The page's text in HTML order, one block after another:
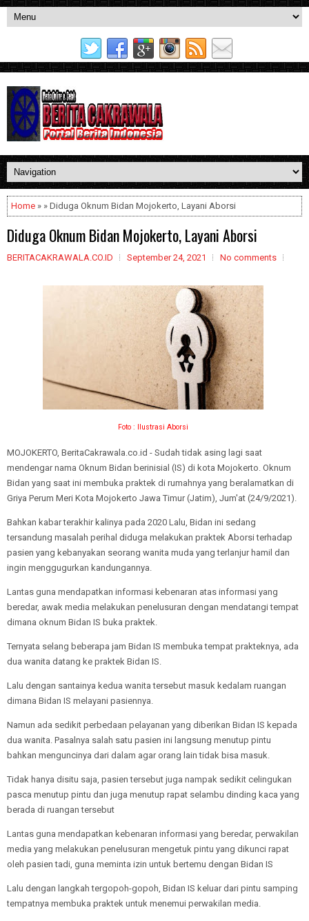
Home » » Diduga Oknum Bidan Mojokerto, Layani Aborsi
Diduga Oknum Bidan Mojokerto, Layani Aborsi
BERITACAKRAWALA.CO.ID September 24, 2021 No comments
Foto : Ilustrasi Aborsi
MOJOKERTO, BeritaCakrawala.co.id - Sudah tidak asing lagi saat
mendengar nama Oknum Bidan berinisial (IS) di kota Mojokerto. Oknum
Bidan yang saat ini membuka praktek di rumahnya yang beralamatkan di
Griya Perum Meri Kota Mojokerto Jawa Timur (Jatim), Jum'at (24/9/2021).
Bahkan kabar terakhir kalinya pada 2020 Lalu, Bidan ini sedang
tersandung masalah perihal diduga melakukan praktek Aborsi terhadap
pasien yang kebanyakan seorang wanita muda yang terlanjur hamil dan
ingin menggugurkan kandungannya.
Lantas guna mendapatkan informasi kebenaran atas informasi yang
beredar, awak media melakukan penelusuran dengan mendatangi tempat
dimana oknum Bidan IS buka praktek.
Ternyata selang beberapa jam Bidan IS membuka tempat prakteknya, ada
dua wanita datang ke praktek Bidan IS.
Lalu dengan santainya kedua wanita tersebut masuk kedalam ruangan
dimana Bidan IS melayani pasiennya.
Namun ada sedikit perbedaan pelayanan yang diberikan Bidan IS kepada
dua wanita. Pasalnya salah satu pasien ini langsung menutup pintu
bahkan menguncinya dari dalam agar orang lain tidak bisa masuk.
Tidak hanya disitu saja, pasien tersebut juga nampak sedikit celingukan
pasca menutup pintu dan juga menutup rapat selambu dinding kaca yang
berada di ruangan tersebut
Lantas guna mendapatkan kebenaran informasi yang beredar, perwakilan
media yang melakukan penelusuran mengetuk pintu yang dikunci rapat
oleh pasien tadi, guna meminta izin untuk bertemu dengan Bidan IS
Lalu dengan langkah tergopoh-gopoh, Bidan IS keluar dari pintu samping
tempatnya membuka praktek untuk menemui perwakilan media.